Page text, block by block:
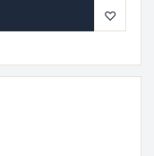
♡